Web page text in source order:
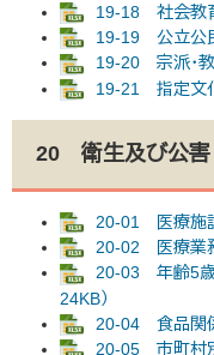
19-18 社会教育
19-19 公立公民
19-20 宗派・教
19-21 指定文化
20 衛生及び公害
20-01 医療施設
20-02 医療業務
20-03 年齢5歳
24KB）
20-04 食品関係
20-05 市町村別